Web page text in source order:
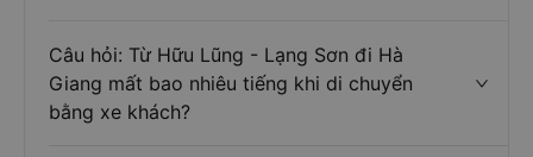
Câu hỏi: Từ Hữu Lũng - Lạng Sơn đi Hà
Giang mất bao nhiêu tiếng khi di chuyển
bằng xe khách?